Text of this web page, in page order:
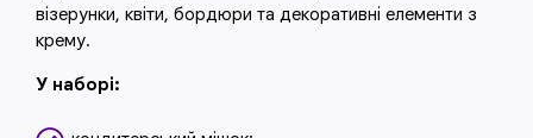
візерунки, квіти, бордюри та декоративні елементи з
крему.
У наборі: